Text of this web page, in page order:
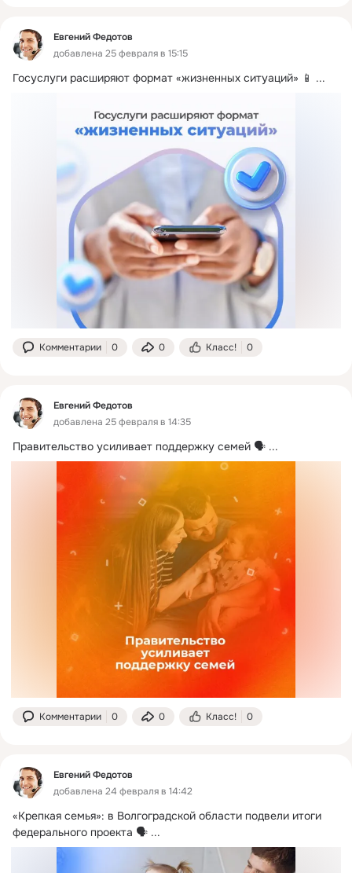
Евгений Федотов
добавлена 25 февраля в 15:15
Госуслуги расширяют формат «жизненных ситуаций» 📱 ...
Комментарии 0 0 Класс! 0
Евгений Федотов
добавлена 25 февраля в 14:35
Правительство усиливает поддержку семей 🗣 ...
Комментарии 0 0 Класс! 0
Евгений Федотов
добавлена 24 февраля в 14:42
«Крепкая семья»: в Волгоградской области подвели итоги
федерального проекта 🗣️ ...